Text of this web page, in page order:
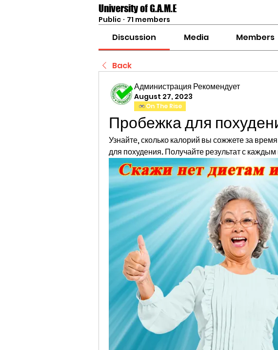
University of G.A.M.E
Public · 71 members
Discussion Media Members
Back
Администрация Рекомендует
August 27, 2023
On The Rise
Пробежка для
Узнайте, сколько калорий вы сожжете за
для похудения. Получайте результат с